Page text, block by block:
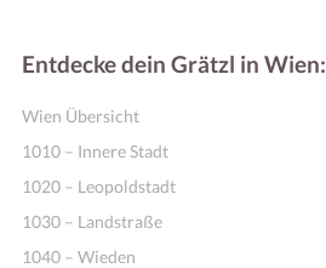
Entdecke dein Grätzl in Wien:
Wien Übersicht
1010 – Innere Stadt
1020 – Leopoldstadt
1030 – Landstraße
1040 – Wieden